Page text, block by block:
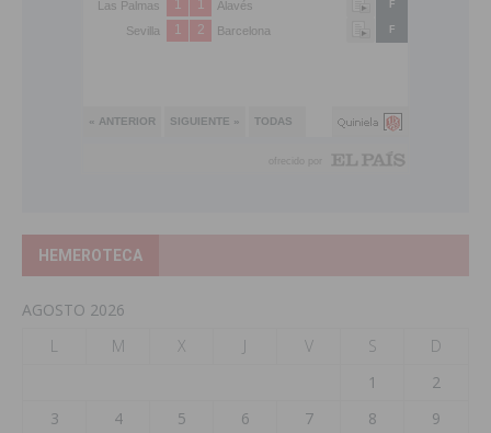
HEMEROTECA
AGOSTO 2026
L
M X J V S
D
1
2
3
4 5 6 7 8
9